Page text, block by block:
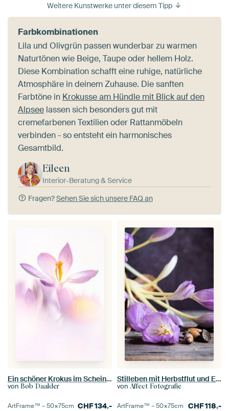
Weitere Kunstwerke unter diesem Tipp
Farbkombinationen
Lila und Olivgrün passen wunderbar zu warmen
Naturtönen wie Beige, Taupe oder hellem Holz.
Diese Kombination schafft eine ruhige, natürliche
Atmosphäre in deinem Zuhause. Die sanften
Farbtöne in Krokusse am Hündle mit Blick auf den
Alpsee lassen sich besonders gut mit
cremefarbenen Textilien oder Rattanmöbeln
verbinden - so entsteht ein harmonisches
Gesamtbild.
Eileen
Interior-Beratung & Service
Fragen?Sehen Sie sich unsere FAQ an
Ein schöner Krokus im Scheinwerferlicht
von Bob Daalder
ArtFrame™ –50×75cm CHF134.-
Stilleben mit Herbstflut und Eicheln
von Affect Fotografie
ArtFrame™ –50×75cm CHF118.-